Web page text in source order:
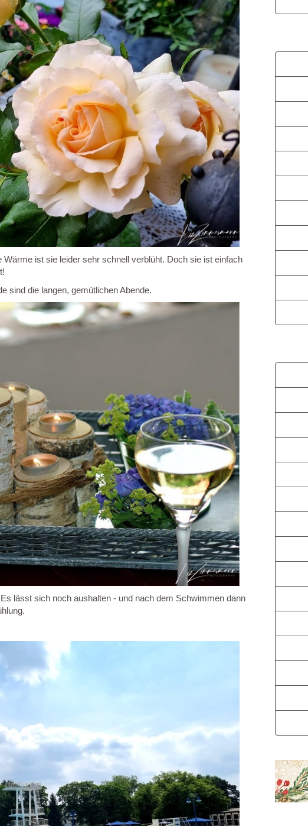
ist sie leider sehr schnell verblüht. Doch sie ist einfach
sind die langen, gemütlichen Abende.
lässt sich noch aushalten - und nach dem Schwimmen dann